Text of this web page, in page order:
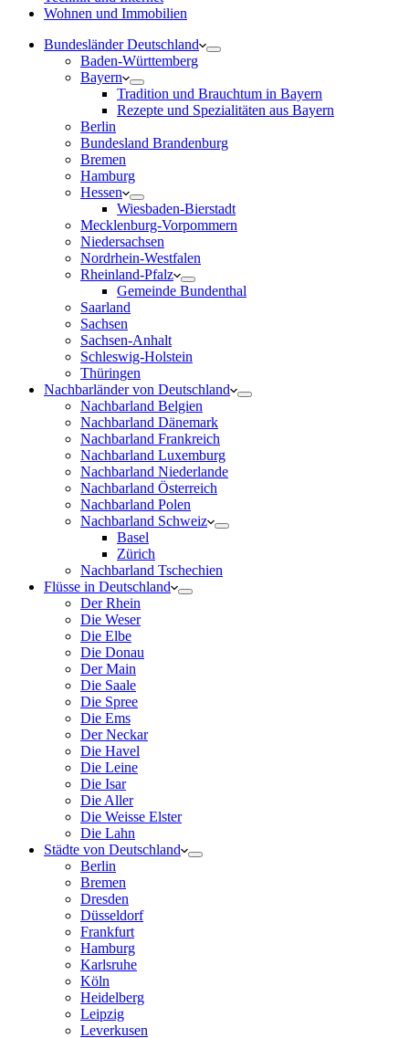
Wohnen und Immobilien
Bundesländer Deutschland
Baden-Württemberg
Bayern
Tradition und Brauchtum in Bayern
Rezepte und Spezialitäten aus Bayern
Berlin
Bundesland Brandenburg
Bremen
Hamburg
Hessen
Wiesbaden-Bierstadt
Mecklenburg-Vorpommern
Niedersachsen
Nordrhein-Westfalen
Rheinland-Pfalz
Gemeinde Bundenthal
Saarland
Sachsen
Sachsen-Anhalt
Schleswig-Holstein
Thüringen
Nachbarländer von Deutschland
Nachbarland Belgien
Nachbarland Dänemark
Nachbarland Frankreich
Nachbarland Luxemburg
Nachbarland Niederlande
Nachbarland Österreich
Nachbarland Polen
Nachbarland Schweiz
Basel
Zürich
Nachbarland Tschechien
Flüsse in Deutschland
Der Rhein
Die Weser
Die Elbe
Die Donau
Der Main
Die Saale
Die Spree
Die Ems
Der Neckar
Die Havel
Die Leine
Die Isar
Die Aller
Die Weisse Elster
Die Lahn
Städte von Deutschland
Berlin
Bremen
Dresden
Düsseldorf
Frankfurt
Hamburg
Karlsruhe
Köln
Heidelberg
Leipzig
Leverkusen